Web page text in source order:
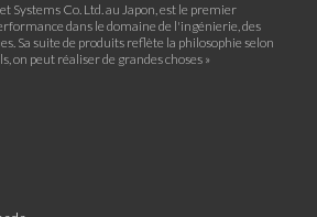
Systems Co. Ltd. au Japon, est le premier
dans le domaine de l'ingénierie, des
Sa suite de produits reflète la philosophie selon
on peut réaliser de grandes choses »